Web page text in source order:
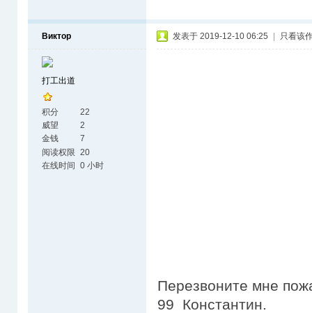
Виктор
打工出道
积分
22
威望
2
金钱
7
阅读权限 20
在线时间 0 小时
发表于 2019-12-10 06:25 只看该
Перезвоните мне
99 Константин.